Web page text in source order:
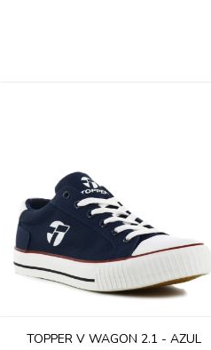
TOPPER V WAGON 2.1 - AZUL